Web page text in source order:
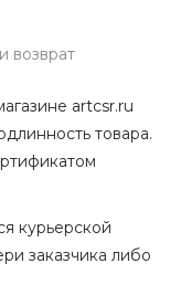
возврат
artcsr.ru
товара.
курьерской
заказчика либо